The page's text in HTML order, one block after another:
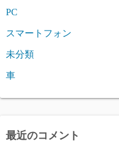
PC
スマートフォン
未分類
車
最近のコメント